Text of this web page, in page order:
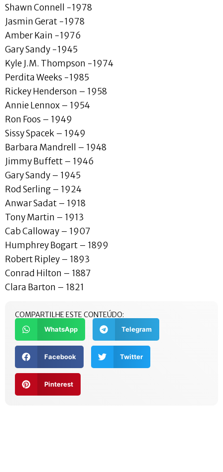
Shawn Connell -1978
Jasmin Gerat -1978
Amber Kain -1976
Gary Sandy -1945
Kyle J.M. Thompson -1974
Perdita Weeks -1985
Rickey Henderson – 1958
Annie Lennox – 1954
Ron Foos – 1949
Sissy Spacek – 1949
Barbara Mandrell – 1948
Jimmy Buffett – 1946
Gary Sandy – 1945
Rod Serling – 1924
Anwar Sadat – 1918
Tony Martin – 1913
Cab Calloway – 1907
Humphrey Bogart – 1899
Robert Ripley – 1893
Conrad Hilton – 1887
Clara Barton – 1821
COMPARTILHE ESTE CONTEÚDO:
WhatsApp Telegram
Facebook Twitter
Pinterest